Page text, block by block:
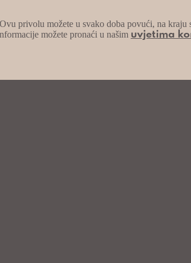
privolu možete u svako doba povući, na kraju
možete pronaći u našim uvjetima